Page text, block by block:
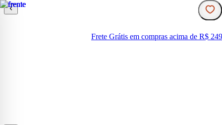
Frete Grátis em compras acima de R$ 249